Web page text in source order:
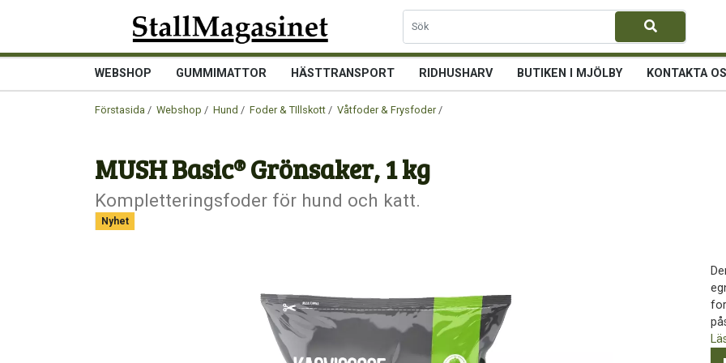
WEBSHOP GUMMIMATTOR HÄSTTRANSPORT RIDHUSHARV BUTIKEN I MJÖLBY KONTAKTA
Förstasida / Webshop / Hund / Foder & TIllskott / Våtfoder & Frysfoder/ MUSH Basic® Grönsaker, 1 kg
MUSH Basic® Grönsaker, 1 kg
Kompletteringsfoder för hund och katt.
Nyhet